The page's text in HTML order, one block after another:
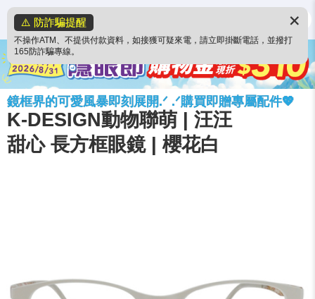
⚠️ 防詐騙提醒
不操作ATM、不提供付款資料，如接獲可疑來電，請立即掛斷電話，並撥打
165防詐騙專線。
✕
鏡框界的可愛風暴即刻展開.ᐟ .ᐟ購買即贈專屬配件💖
K-DESIGN動物聯萌 | 汪汪
甜心 長方框眼鏡 | 櫻花白